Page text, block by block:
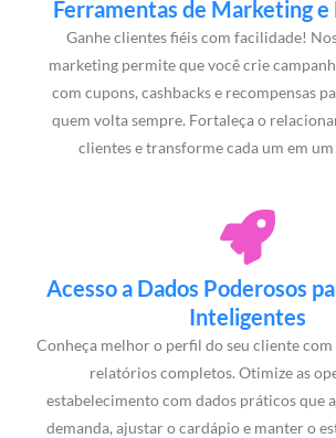
Ferramentas de Marketing e
Ganhe clientes fiéis com facilidade!
marketing permite que você crie
com cupons, cashbacks e recompensas
quem volta sempre. Fortaleça o
clientes e transforme cada um em
Acesso a Dados Poderosos
Inteligentes
Conheça melhor o perfil do seu cliente com
relatórios completos. Otimize as
estabelecimento com dados práticos que
demanda, ajustar o cardápio e manter o